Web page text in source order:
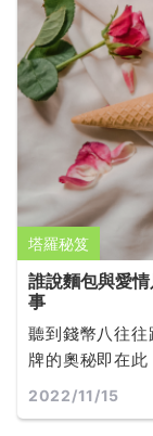
塔羅秘笈
誰說麵包與愛
事
聽到錢幣八往
牌的奧秘即在
將傳遞給你正逆
2022/11/15